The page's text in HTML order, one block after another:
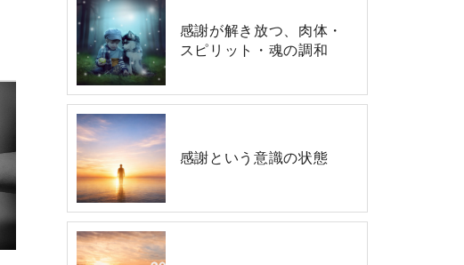
感謝が解き放つ、肉体・
スピリット・魂の調和
感謝という意識の状態